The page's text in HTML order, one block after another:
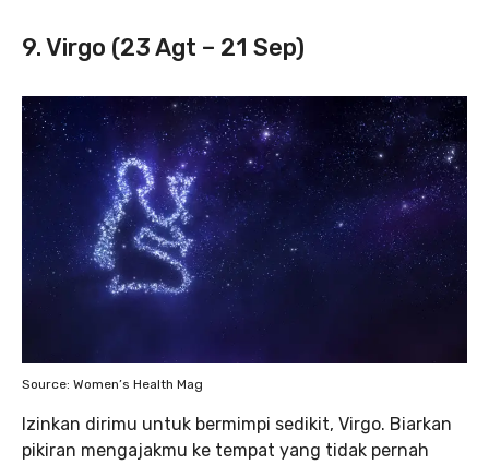
9. Virgo (23 Agt – 21 Sep)
Source: Women’s Health Mag
Izinkan dirimu untuk bermimpi sedikit, Virgo. Biarkan
pikiran mengajakmu ke tempat yang tidak pernah